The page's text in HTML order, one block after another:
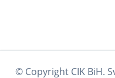
© Copyright CIK BiH.